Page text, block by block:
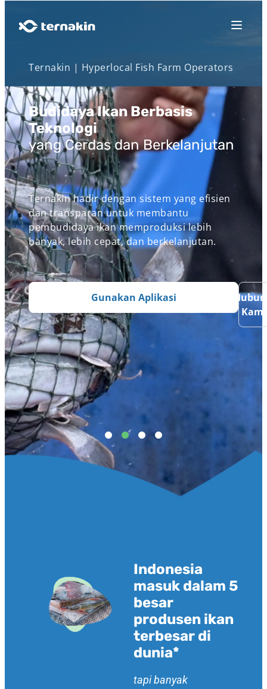
Ternakin | Hyperlocal Fish Farm Operators
Budidaya Ikan Berbasis
Teknologi
yang Cerdas dan Berkelanjutan
Ternakin hadir dengan sistem yang efisien
dan transparan untuk membantu
pembudidaya ikan memproduksi lebih
banyak, lebih cepat, dan berkelanjutan.
Gunakan Aplikasi
Kami
Indonesia
masuk dalam 5
besar
produsen ikan
terbesar di
dunia*
tapi banyak